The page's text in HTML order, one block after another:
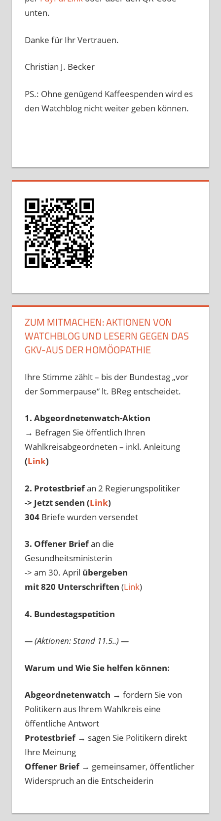
unten.
Danke für Ihr Vertrauen.
Christian J. Becker
PS.: Ohne genügend Kaffeespenden wird es
den Watchblog nicht weiter geben können.
ZUM MITMACHEN: AKTIONEN VON
WATCHBLOG UND LESERN GEGEN DAS
GKV-AUS DER HOMÖOPATHIE
Ihre Stimme zählt – bis der Bundestag „vor
der Sommerpause“ lt. BReg entscheidet.
1. Abgeordnetenwatch-Aktion
→ Befragen Sie öffentlich Ihren
Wahlkreisabgeordneten – inkl. Anleitung
(Link)
2. Protestbriefan 2 Regierungspolitiker
-> Jetzt senden (Link)
304Briefe wurden versendet
3. Offener Briefan die
Gesundheitsministerin
-> am 30. April übergeben
mit 820 Unterschriften (Link)
4. Bundestagspetition
— (Aktionen: Stand 11.5..) —
Warum und Wie Sie helfen können:
Abgeordnetenwatch → fordern Sie von
Politikern aus Ihrem Wahlkreis eine
öffentliche Antwort
Protestbrief → sagen Sie Politikern direkt
Ihre Meinung
Offener Brief → gemeinsamer, öffentlicher
Widerspruch an die Entscheiderin